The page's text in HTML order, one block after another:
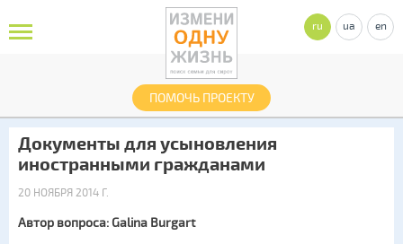
ПОМОЧЬ ПРОЕКТУ
ru ua en
Документы для усыновления
иностранными гражданами
20 НОЯБРЯ 2014 Г.
Автор вопроса: Galina Burgart